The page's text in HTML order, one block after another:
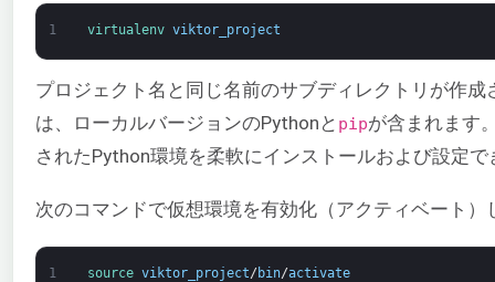
1 virtualenv viktor_project
プロジェクト名と同じ名前のサブディレクトリが作
は、ローカルバージョンのPythonと pipが含まれます
されたPython環境を柔軟にインストールおよび設定で
次のコマンドで仮想環境を有効化（アクティベート）
1 source viktor_project/ bin/activate